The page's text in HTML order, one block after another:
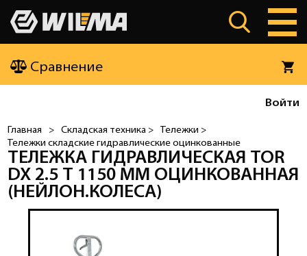
Сравнение
Войти
Главная > Складская техника >
Тележки >
Тележки складские гидравлические оцинкованные
ТЕЛЕЖКА ГИДРАВЛИЧЕСКАЯ TOR
DX 2.5 Т 1150 ММ ОЦИНКОВАННАЯ
(НЕЙЛОН.КОЛЕСА)